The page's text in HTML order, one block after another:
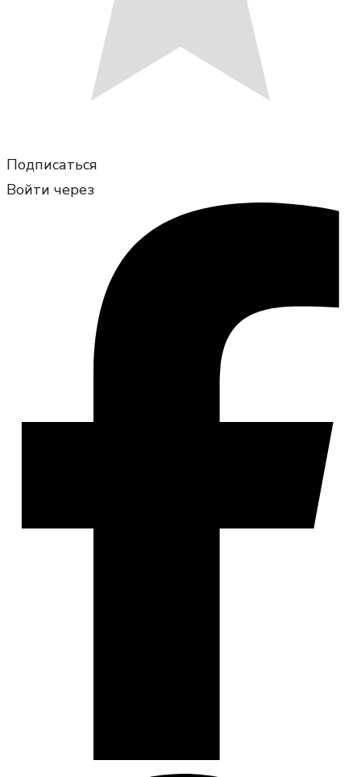
Подписаться
Войти через